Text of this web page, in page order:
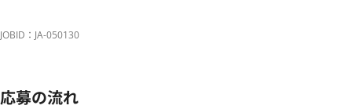
JOBID：JA-050130
応募の流れ